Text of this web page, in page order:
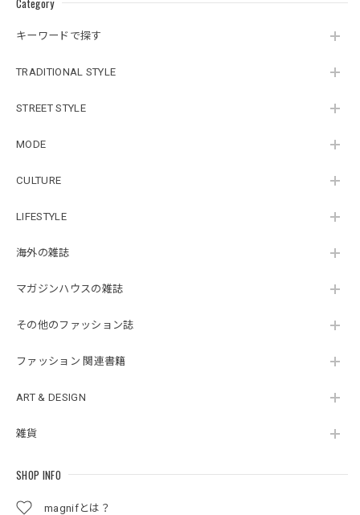
キーワードで探す
TRADITIONAL STYLE
STREET STYLE
MODE
CULTURE
LIFESTYLE
海外の雑誌
マガジンハウスの雑誌
その他のファッション誌
ファッション 関連書籍
ART & DESIGN
雑貨
SHOP INFO
magnifとは？